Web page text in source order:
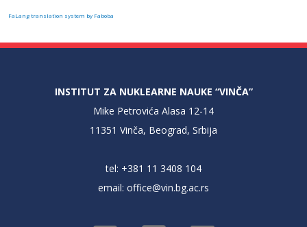
FaLang translation system by Faboba
INSTITUT ZA NUKLEARNE NAUKE “VINČA”
Mike Petrovića Alasa 12-14
11351 Vinča, Beograd, Srbija
tel: +381 11 3408 104
email: office@vin.bg.ac.rs